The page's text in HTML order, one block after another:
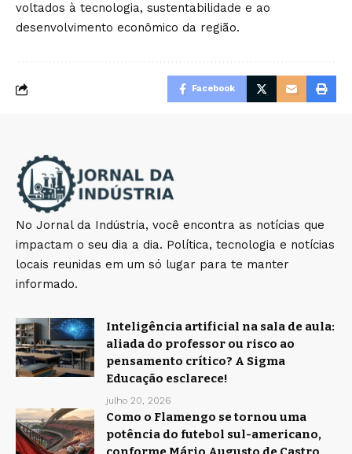
voltados à tecnologia, sustentabilidade e ao
desenvolvimento econômico da região.
Facebook
No Jornal da Indústria, você encontra as notícias que
impactam o seu dia a dia. Política, tecnologia e notícias
locais reunidas em um só lugar para te manter
informado.
Inteligência artificial na sala de aula:
aliada do professor ou risco ao
pensamento crítico? A Sigma
Educação esclarece!
julho 20, 2026
Como o Flamengo se tornou uma
potência do futebol sul-americano,